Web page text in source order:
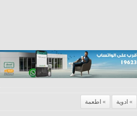
ادوية اطعمة